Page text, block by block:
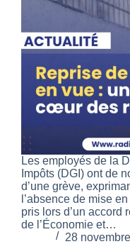
Les employés de la
Impôts (DGI) ont de
d’une grève,
l’absence de mise
pris lors d’un accord
de l’Économie et…
28